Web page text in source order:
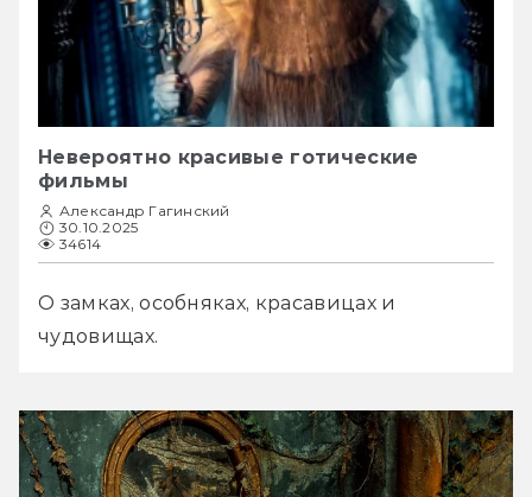
Невероятно красивые готические
фильмы
Александр Гагинский
30.10.2025
34614
О замках, особняках, красавицах и
чудовищах.